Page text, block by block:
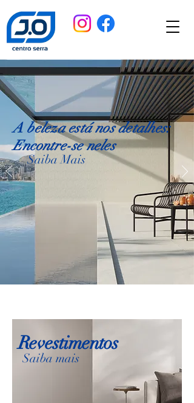
A beleza está nos detalhes:
Encontre-se neles
Saiba Mais
Revestimentos
Saiba mais